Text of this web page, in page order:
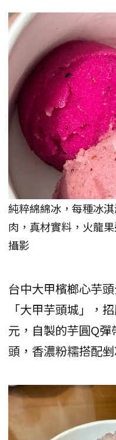
純粹綿綿冰，每種冰
肉，真材實料，火龍
攝影
台中大甲檳榔心芋
「大甲芋頭城」，
元，自製的芋圓Q
頭，香濃粉糯搭配